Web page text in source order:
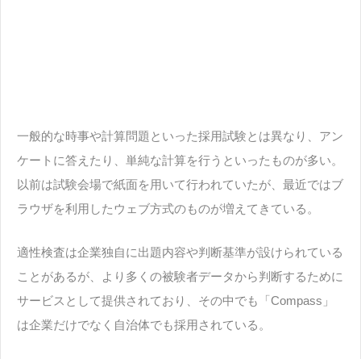
一般的な時事や計算問題といった採用試験とは異なり、アン
ケートに答えたり、単純な計算を行うといったものが多い。
以前は試験会場で紙面を用いて行われていたが、最近ではブ
ラウザを利用したウェブ方式のものが増えてきている。
適性検査は企業独自に出題内容や判断基準が設けられている
ことがあるが、より多くの被験者データから判断するために
サービスとして提供されており、その中でも「Compass」
は企業だけでなく自治体でも採用されている。